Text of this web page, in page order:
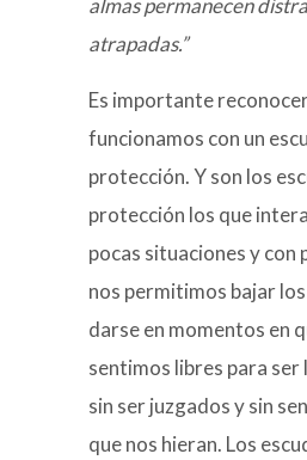
almas permanecen
atrapadas.”
Es importante
funcionamos con un
protección. Y son los
protección los que
pocas situaciones y con
nos permitimos bajar
darse en momentos en
sentimos libres para ser
sin ser juzgados y sin
que nos hieran. Los